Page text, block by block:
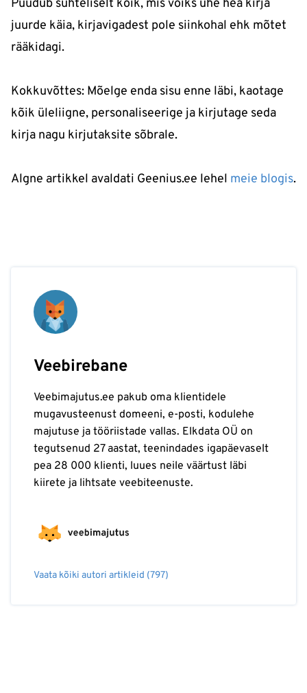
Puudub suhteliselt kõik, mis võiks ühe hea kirja
juurde käia, kirjavigadest pole siinkohal ehk mõtet
rääkidagi.
Kokkuvõttes: Mõelge enda sisu enne läbi, kaotage
kõik üleliigne, personaliseerige ja kirjutage seda
kirja nagu kirjutaksite sõbrale.
Algne artikkel avaldati Geenius.ee lehel meie blogis.
Veebirebane
Veebimajutus.ee pakub oma klientidele
mugavusteenust domeeni, e-posti, kodulehe
majutuse ja tööriistade vallas. Elkdata OÜ on
tegutsenud 27 aastat, teenindades igapäevaselt
pea 28 000 klienti, luues neile väärtust läbi
kiirete ja lihtsate veebiteenuste.
Vaata kõiki autori artikleid (797)